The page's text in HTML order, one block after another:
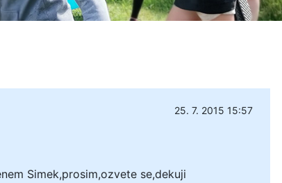
25. 7. 2015 15:57
Simek,prosim,ozvete se,dekuji